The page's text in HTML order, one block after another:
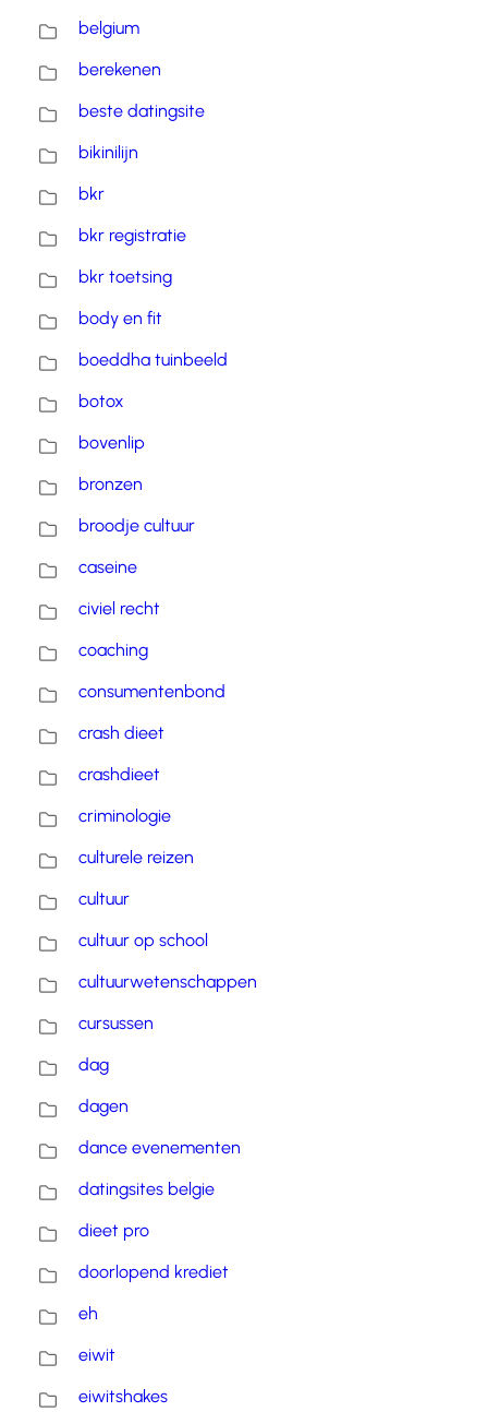
belgium
berekenen
beste datingsite
bikinilijn
bkr
bkr registratie
bkr toetsing
body en fit
boeddha tuinbeeld
botox
bovenlip
bronzen
broodje cultuur
caseine
civiel recht
coaching
consumentenbond
crash dieet
crashdieet
criminologie
culturele reizen
cultuur
cultuur op school
cultuurwetenschappen
cursussen
dag
dagen
dance evenementen
datingsites belgie
dieet pro
doorlopend krediet
eh
eiwit
eiwitshakes